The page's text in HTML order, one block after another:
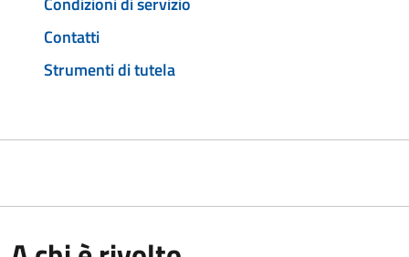
Contatti
Strumenti di tutela